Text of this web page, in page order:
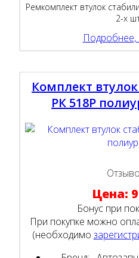
Ремкомплект втулок
2-х
Подробнее,
Комплект
РК 518Р
Цена:
Бонус при
При покупке можно
(необходимо